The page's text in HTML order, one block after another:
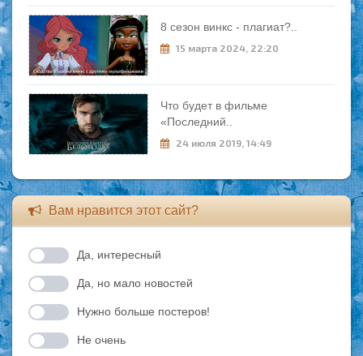
8 сезон винкс - плагиат?..
15 марта 2024, 22:20
Что будет в фильме
«Последний..
24 июля 2019, 14:49
Вам нравится этот сайт?
Да, интересный
Да, но мало новостей
Нужно больше постеров!
Не очень